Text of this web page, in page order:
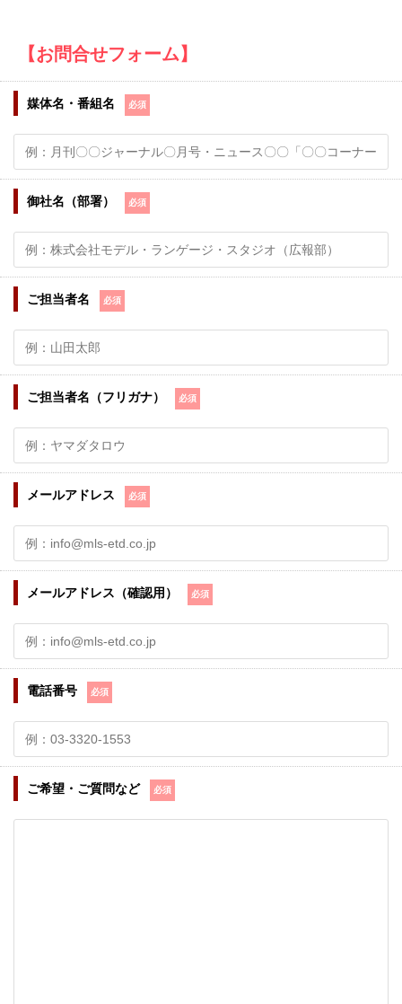
【お問合せフォーム】
媒体名・番組名 必須
御社名（部署） 必須
ご担当者名 必須
ご担当者名（フリガナ） 必須
メールアドレス 必須
メールアドレス（確認用） 必須
電話番号 必須
ご希望・ご質問など 必須